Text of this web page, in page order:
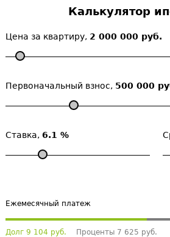
Калькулятор
Цена за квартиру, 2 000 000 руб.
Первоначальный взнос, 500 000
Ставка, 6.1 %
Ежемесячный платеж
Долг 9 104 руб. Проценты 7 625 руб.